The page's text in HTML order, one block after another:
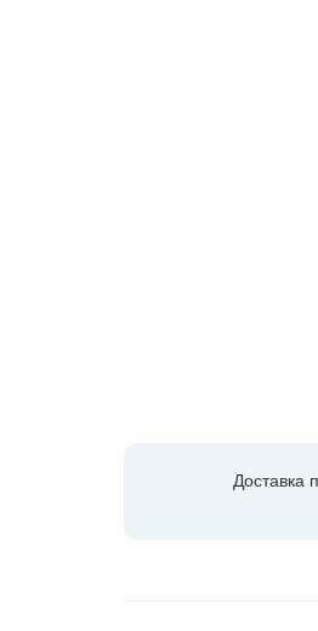
Доставка